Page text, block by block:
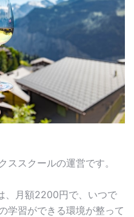
ススクールの運営です。
、月額2200円で、いつで
学習ができる環境が整って